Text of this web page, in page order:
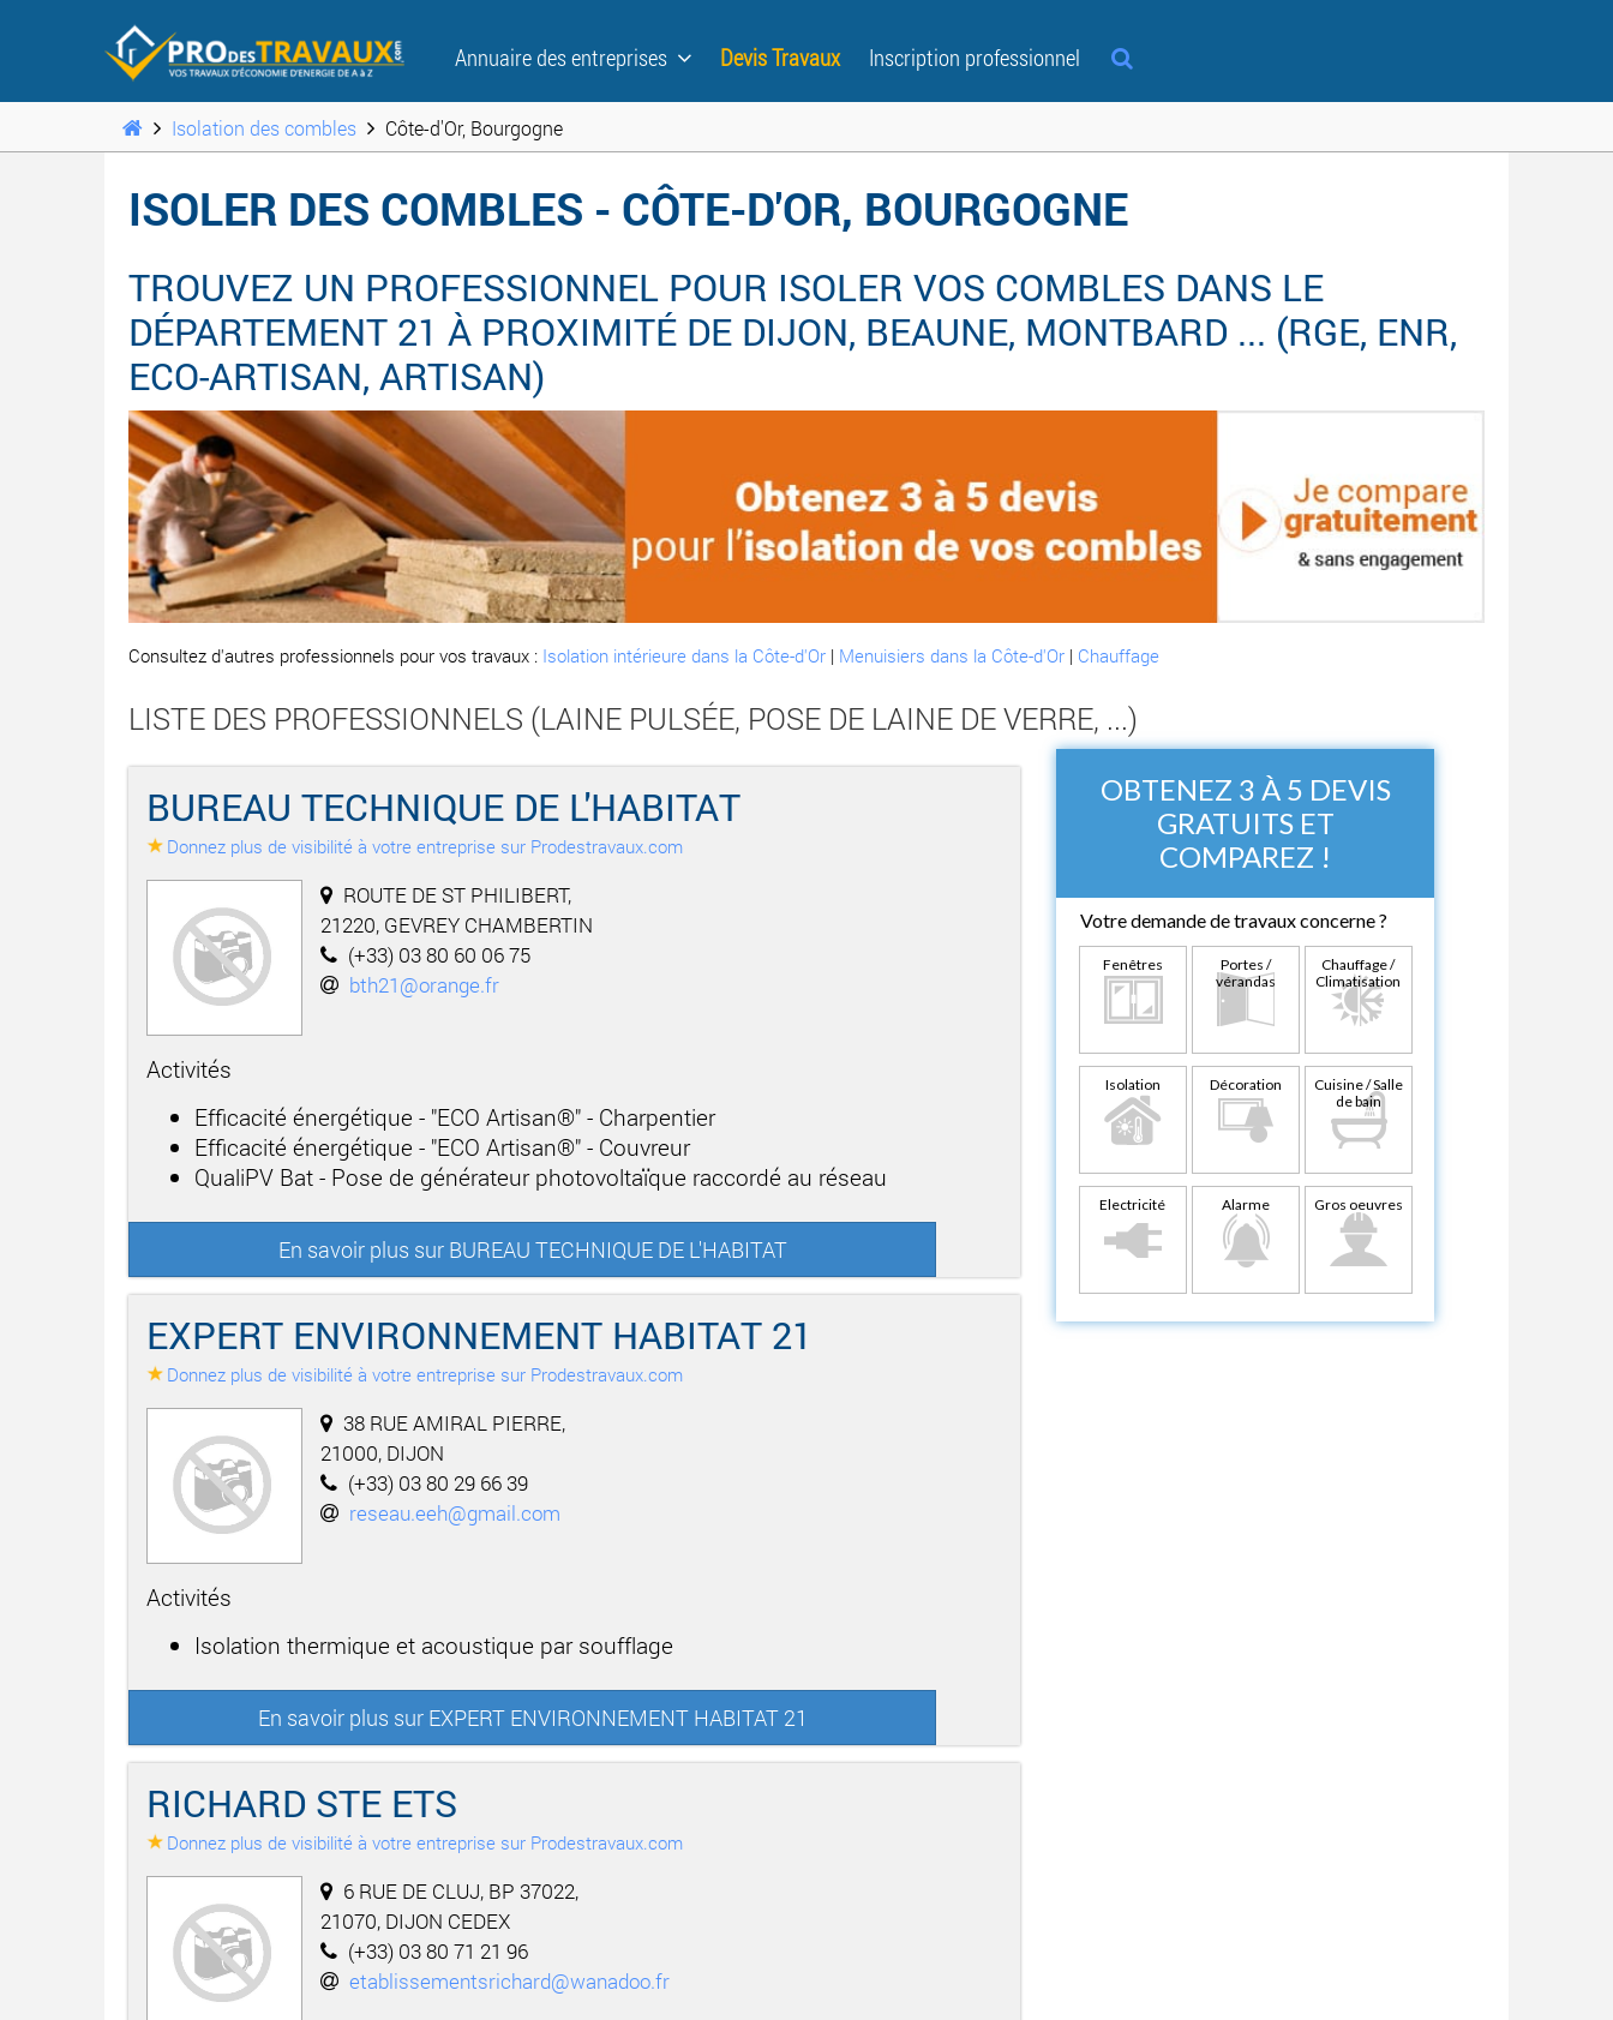
Annuaire des entreprises Devis Travaux Inscription professionnel
Isolation des combles Côte-d'Or, Bourgogne
ISOLER DES COMBLES - CÔTE-D'OR, BOURGOGNE
TROUVEZ UN PROFESSIONNEL POUR ISOLER VOS COMBLES DANS LE
DÉPARTEMENT 21 À PROXIMITÉ DE DIJON, BEAUNE, MONTBARD ... (RGE, ENR,
ECO-ARTISAN, ARTISAN)
Consultez d'autres professionnels pour vos travaux : Isolation intérieure dans la Côte-d'Or | Menuisiers dans la Côte-d'Or | Chauffage
LISTE DES PROFESSIONNELS (LAINE PULSÉE, POSE DE LAINE DE VERRE, ...)
BUREAU TECHNIQUE DE L'HABITAT
Donnez plus de visibilité à votre entreprise sur Prodestravaux.com
ROUTE DE ST PHILIBERT,
21220, GEVREY CHAMBERTIN
(+33) 03 80 60 06 75
bth21@orange.fr
Activités
Efficacité énergétique - "ECO Artisan®" - Charpentier
Efficacité énergétique - "ECO Artisan®" - Couvreur
QualiPV Bat - Pose de générateur photovoltaïque raccordé au réseau
En savoir plus sur BUREAU TECHNIQUE DE L'HABITAT
EXPERT ENVIRONNEMENT HABITAT 21
Donnez plus de visibilité à votre entreprise sur Prodestravaux.com
38 RUE AMIRAL PIERRE,
21000, DIJON
(+33) 03 80 29 66 39
reseau.eeh@gmail.com
Activités
Isolation thermique et acoustique par soufflage
En savoir plus sur EXPERT ENVIRONNEMENT HABITAT 21
RICHARD STE ETS
Donnez plus de visibilité à votre entreprise sur Prodestravaux.com
6 RUE DE CLUJ, BP 37022,
21070, DIJON CEDEX
(+33) 03 80 71 21 96
etablissementsrichard@wanadoo.fr
OBTENEZ 3 À 5 DEVIS
GRATUITS ET
COMPAREZ !
Votre demande de travaux concerne ?
Fenêtres
Portes /
vérandas
Chauffage /
Climatisation
Isolation Décoration
Cuisine / Salle
de bain
Electricité Alarme Gros oeuvres